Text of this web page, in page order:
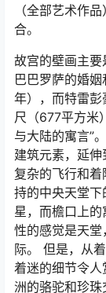
（全部艺术作
合。
故宫的壁画主
巴巴罗萨的婚
年），而特雷
尺（677平方米
与大陆的寓言”
建筑元素，延
复杂的飞行和
持的中央天堂
星，而檐口上
性的感觉是天
际。 但是，从
着迷的细节令
洲的骆驼和珍